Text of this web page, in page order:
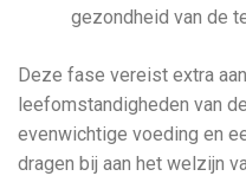
gezondheid van de
Deze fase vereist extra
leefomstandigheden van
evenwichtige voeding en
dragen bij aan het welzijn